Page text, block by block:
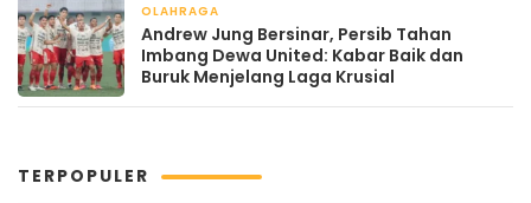
OLAHRAGA
Andrew Jung Bersinar, Persib Tahan
Imbang Dewa United: Kabar Baik dan
Buruk Menjelang Laga Krusial
TERPOPULER